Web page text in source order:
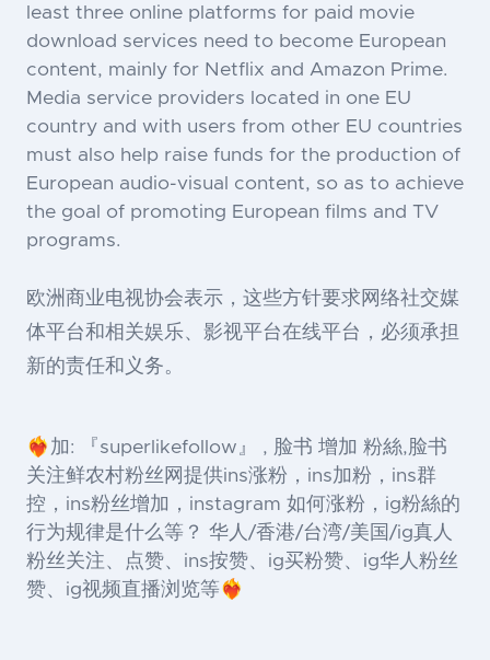
least three online platforms for paid movie
download services need to become European
content, mainly for Netflix and Amazon Prime.
Media service providers located in one EU
country and with users from other EU countries
must also help raise funds for the production of
European audio-visual content, so as to achieve
the goal of promoting European films and TV
programs.
欧洲商业电视协会表示，这些方针要求网络社交媒
体平台和相关娱乐、影视平台在线平台，必须承担
新的责任和义务。
❤️‍🔥加: 『superlikefollow』 , 脸书 增加 粉絲,脸书
关注鲜农村粉丝网提供ins涨粉，ins加粉，ins群
控，ins粉丝增加，instagram 如何涨粉，ig粉絲的
行为规律是什么等？ 华人/香港/台湾/美国/ig真人
粉丝关注、点赞、ins按赞、ig买粉赞、ig华人粉丝
赞、ig视频直播浏览等❤️‍🔥